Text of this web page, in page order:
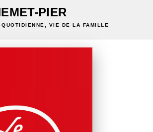
PIER
VIE DE LA FAMILLE